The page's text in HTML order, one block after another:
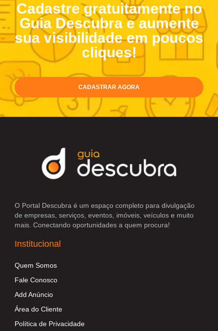
Cadastre gratuitamente no
Guia Descubra e aumente
sua visibilidade em poucos
cliques!
CADASTRAR AGORA
O Portal Descubra é um espaço completo para divulgação
de empresas, serviços, eventos, imóveis, veículos e muito
mais. Conectando oportunidades a quem procura!
Institucional
Quem Somos
Fale Conosco
Add Anúncio
Área do Cliente
Política de Privacidade